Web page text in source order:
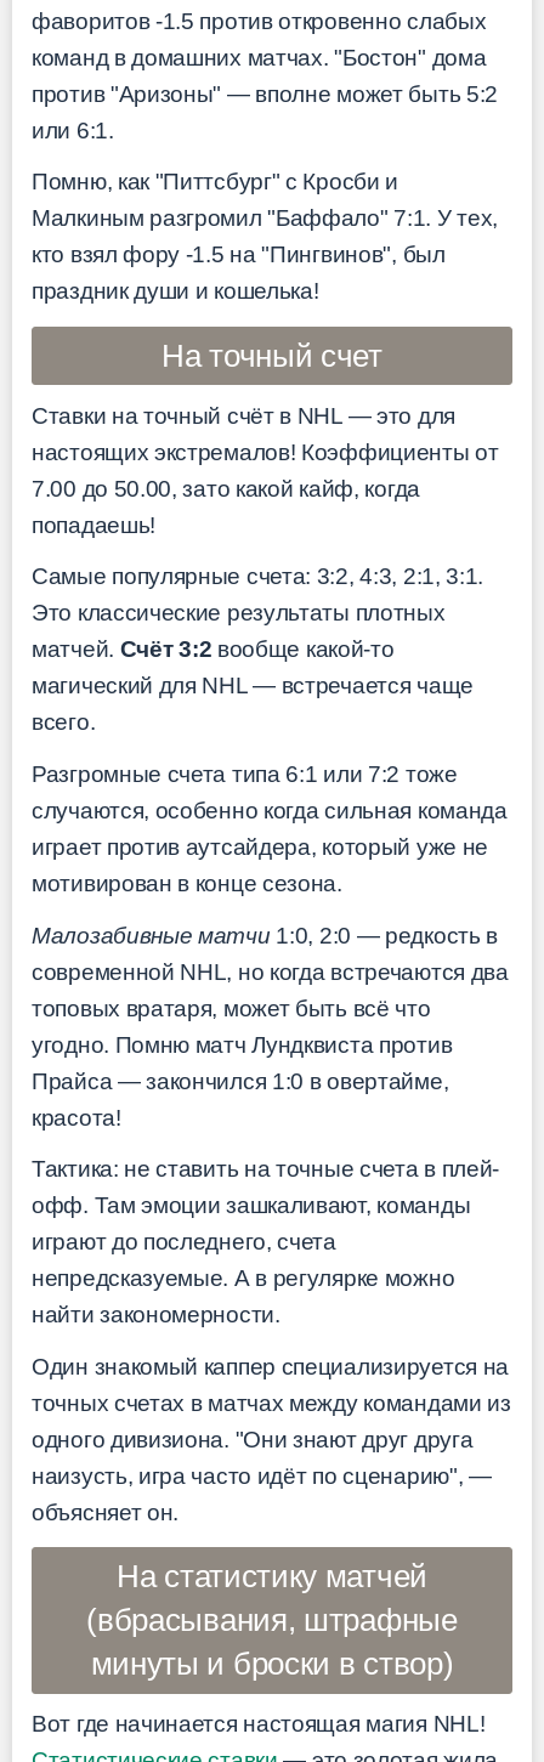
фаворитов -1.5 против откровенно слабых
команд в домашних матчах. "Бостон" дома
против "Аризоны" — вполне может быть 5:2
или 6:1.
Помню, как "Питтсбург" с Кросби и
Малкиным разгромил "Баффало" 7:1. У тех,
кто взял фору -1.5 на "Пингвинов", был
праздник души и кошелька!
На точный счет
Ставки на точный счёт в NHL — это для
настоящих экстремалов! Коэффициенты от
7.00 до 50.00, зато какой кайф, когда
попадаешь!
Самые популярные счета: 3:2, 4:3, 2:1, 3:1.
Это классические результаты плотных
матчей. Счёт 3:2 вообще какой-то
магический для NHL — встречается чаще
всего.
Разгромные счета типа 6:1 или 7:2 тоже
случаются, особенно когда сильная команда
играет против аутсайдера, который уже не
мотивирован в конце сезона.
Малозабивные матчи 1:0, 2:0 — редкость в
современной NHL, но когда встречаются два
топовых вратаря, может быть всё что
угодно. Помню матч Лундквиста против
Прайса — закончился 1:0 в овертайме,
красота!
Тактика: не ставить на точные счета в плей-
офф. Там эмоции зашкаливают, команды
играют до последнего, счета
непредсказуемые. А в регулярке можно
найти закономерности.
Один знакомый каппер специализируется на
точных счетах в матчах между командами из
одного дивизиона. "Они знают друг друга
наизусть, игра часто идёт по сценарию", —
объясняет он.
На статистику матчей
(вбрасывания, штрафные
минуты и броски в створ)
Вот где начинается настоящая магия NHL!